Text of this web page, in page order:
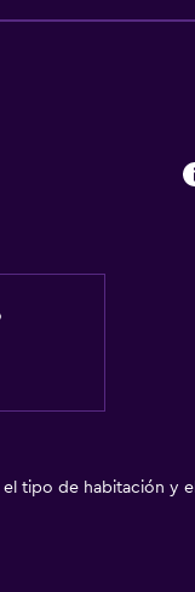
tipo de habitación y el